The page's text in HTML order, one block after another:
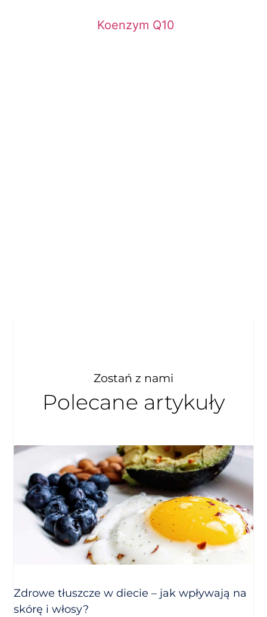
Koenzym Q10
Zostań z nami
Polecane artykuły
Zdrowe tłuszcze w diecie – jak wpływają na
skórę i włosy?